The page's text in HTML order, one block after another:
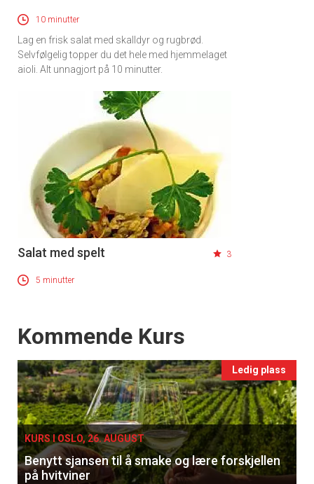
×
Få ukentlige nyhetsbrev fra
Apéritif
Vi tilbyr flere ukentlige nyhetsbrev. Du
kan fritt velge hvilke du ønsker å få
tilsendt.
10 minutter
Lag en frisk salat med skalldyr og rugbrød.
Selvfølgelig topper du det hele med hjemmelaget
aioli. Alt unnagjort på 10 minutter.
Salat med spelt 3
5 minutter
Events
Kommende Kurs
Ledig plass
KURS I OSLO, 26. AUGUST
Benytt sjansen til å smake og lære forskjellen
på hvitviner